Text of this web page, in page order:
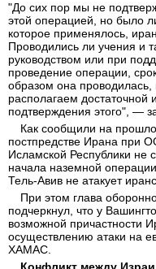
"До сих пор мы не
этой операцией, но было
которое применялось,
Проводились ли учения и
руководством или при
проведение операции,
образом она
располагаем
подтверждения этого", —
Как сообщили на
постпредстве Ирана при
Исламской Республики не
начала наземной
Тель-Авив не атакует
При этом глава
подчеркнул, что у
возможной причастности
осуществлению атаки на
ХАМАС.